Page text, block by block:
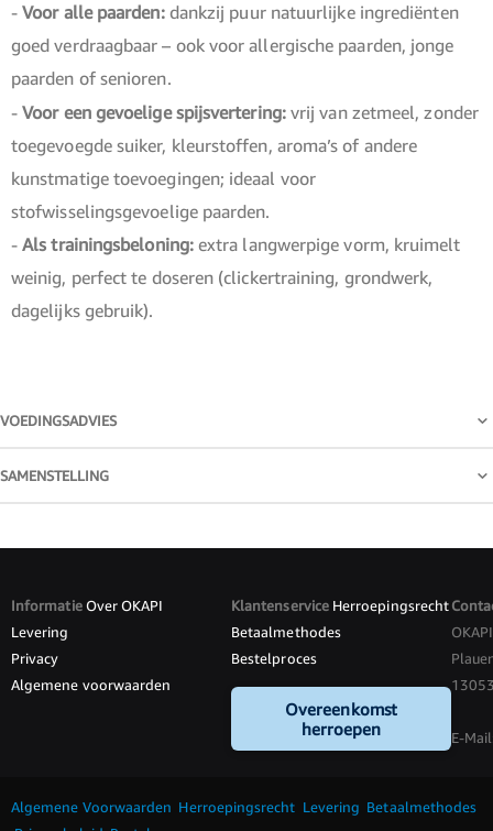
-Voor alle paarden: dankzij puur natuurlijke ingrediënten
goed verdraagbaar – ook voor allergische paarden, jonge
paarden of senioren.
-Voor een gevoelige spijsvertering: vrij van zetmeel, zonder
toegevoegde suiker, kleurstoffen, aroma’s of andere
kunstmatige toevoegingen; ideaal voor
stofwisselingsgevoelige paarden.
-Als trainingsbeloning:extra langwerpige vorm, kruimelt
weinig, perfect te doseren (clickertraining, grondwerk,
dagelijks gebruik).
VOEDINGSADVIES
SAMENSTELLING
Informatie Over OKAPI
Levering
Privacy
Algemene voorwaarden
Klantenservice Herroepingsrecht
Betaalmethodes
Bestelproces
Overeenkomst
herroepen
E-
Algemene Voorwaarden Herroepingsrecht Levering Betaalmethodes